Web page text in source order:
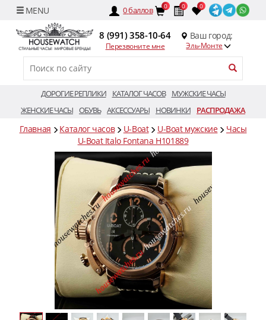
0баллов 0 0 0
8 (991) 358-10-64
Перезвоните мне
Ваш город:
Эль-Монте
ДОРОГИЕ РЕПЛИКИ КАТАЛОГ ЧАСОВ
МУЖСКИЕ ЧАСЫ
ЖЕНСКИЕ ЧАСЫ ОБУВЬ АКСЕССУАРЫ НОВИНКИ РАСПРОДАЖА
Главная Каталог часов U-Boat U-Boat мужские
Часы
U-Boat Italo Fontana H101889